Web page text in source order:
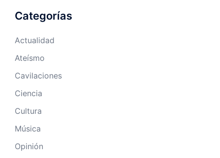
Categorías
Actualidad
Ateísmo
Cavilaciones
Ciencia
Cultura
Música
Opinión